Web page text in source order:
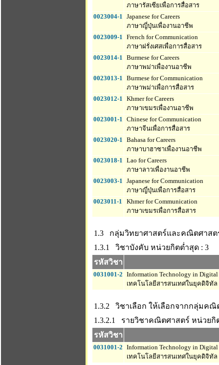
ภาษารัสเซียเพื่อการสื่อสาร
0023004-1 Japanese for Careers
ภาษาญี่ปุ่นเพื่องานอาชีพ
0023009-1 French for Communication
ภาษาฝรั่งเศสเพื่อการสื่อสาร
0023014-1 Burmese for Careers
ภาษาพม่าเพื่องานอาชีพ
0023013-1 Burmese for Communication
ภาษาพม่าเพื่อการสื่อสาร
0023012-1 Khmer for Careers
ภาษาเขมรเพื่องานอาชีพ
0023001-1 Chinese for Communication
ภาษาจีนเพื่อการสื่อสาร
0023020-1 Bahasa for Careers
ภาษาบาฮาซาเพื่องานอาชีพ
0023018-1 Lao for Careers
ภาษาลาวเพื่องานอาชีพ
0023003-1 Japanese for Communication
ภาษาญี่ปุ่นเพื่อการสื่อสาร
0023011-1
Khmer for Communication
ภาษาเขมรเพื่อการสื่อสาร
1.3 กลุ่มวิทยาศาสตร์และคณิตศาสต
1.3.1 วิชาบังคับ หน่วยกิตต่ำสุด : 3
รหัสวิชา
0031001-2 Information Technology in Digital
เทคโนโลยีสารสนเทศในยุคดิจิทัล
1.3.2 วิชาเลือก ให้เลือกจากกลุ่มค
1.3.2.1 รายวิชาคณิตศาสตร์ หน่วยกิ
รหัสวิชา
0031001-2 Information Technology in Digital
เทคโนโลยีสารสนเทศในยุคดิจิทัล